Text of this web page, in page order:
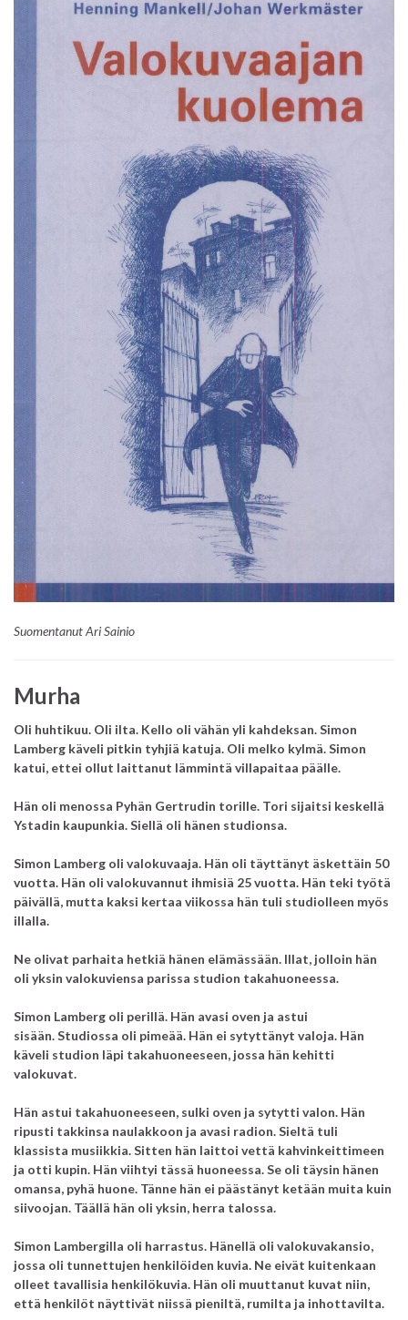
Suomentanut Ari Sainio
Murha
Oli huhtikuu. Oli ilta. Kello oli vähän yli kahdeksan. Simon
Lamberg käveli pitkin tyhjiä katuja. Oli melko kylmä. Simon
katui, ettei ollut laittanut lämmintä villapaitaa päälle.
Hän oli menossa Pyhän Gertrudin torille. Tori sijaitsi keskellä
Ystadin kaupunkia. Siellä oli hänen studionsa.
Simon Lamberg oli valokuvaaja. Hän oli täyttänyt äskettäin 50
vuotta. Hän oli valokuvannut ihmisiä 25 vuotta. Hän teki työtä
päivällä, mutta kaksi kertaa viikossa hän tuli studiolleen myös
illalla.
Ne olivat parhaita hetkiä hänen elämässään. Illat, jolloin hän
oli yksin valokuviensa parissa studion takahuoneessa.
Simon Lamberg oli perillä. Hän avasi oven ja astui
sisään.Studiossa oli pimeää. Hän ei sytyttänyt valoja. Hän
käveli studion läpi takahuoneeseen, jossa hän kehitti
valokuvat.
Hän astui takahuoneeseen, sulki oven ja sytytti valon. Hän
ripusti takkinsa naulakkoon ja avasi radion.Sieltä tuli
klassista musiikkia.Sitten hän laittoi vettä kahvinkeittimeen
ja otti kupin. Hän viihtyi tässä huoneessa.Se oli täysin hänen
omansa, pyhä huone. Tänne hän ei päästänyt ketään muita kuin
siivoojan. Täällä hän oli yksin, herra talossa.
Simon Lambergilla oli harrastus. Hänellä oli valokuvakansio,
jossa oli tunnettujen henkilöiden kuvia. Ne eivät kuitenkaan
olleet tavallisia henkilökuvia. Hän oli muuttanut kuvat niin,
että henkilöt näyttivät niissä pieniltä, rumilta ja inhottavilta.